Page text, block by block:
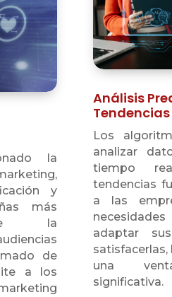
la
y
más
la
de
a los
Análisis
Tendencias
Los
analizar
tiempo
tendencias
a las
adaptar
satisfacerlas,
una
significativa.